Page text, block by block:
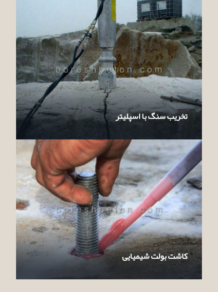
تخریب سنگ با اسپلیتر
کاشت بولت شیمیایی